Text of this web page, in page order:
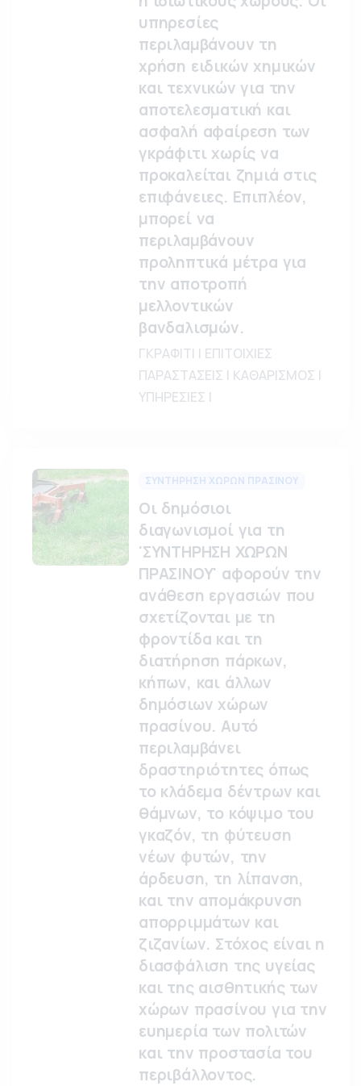
υπηρεσίες
περιλαμβάνουν τη
χρήση ειδικών χημικών
και τεχνικών για την
αποτελεσματική και
ασφαλή αφαίρεση των
γκράφιτι χωρίς να
προκαλείται ζημιά στις
επιφάνειες. Επιπλέον,
μπορεί να
περιλαμβάνουν
προληπτικά μέτρα για
την αποτροπή
μελλοντικών
βανδαλισμών.
ΓΚΡΑΦΙΤΙ | ΕΠΙΤΟΙΧΙΕΣ
ΠΑΡΑΣΤΑΣΕΙΣ | ΚΑΘΑΡΙΣΜΟΣ |
ΥΠΗΡΕΣΙΕΣ |
ΣΥΝΤΗΡΗΣΗ ΧΩΡΩΝ ΠΡΑΣΙΝΟΥ
Οι δημόσιοι
διαγωνισμοί για τη
'ΣΥΝΤΗΡΗΣΗ ΧΩΡΩΝ
ΠΡΑΣΙΝΟΥ' αφορούν την
ανάθεση εργασιών που
σχετίζονται με τη
φροντίδα και τη
διατήρηση πάρκων,
κήπων, και άλλων
δημόσιων χώρων
πρασίνου. Αυτό
περιλαμβάνει
δραστηριότητες όπως
το κλάδεμα δέντρων και
θάμνων, το κόψιμο του
γκαζόν, τη φύτευση
νέων φυτών, την
άρδευση, τη λίπανση,
και την απομάκρυνση
απορριμμάτων και
ζιζανίων. Στόχος είναι η
διασφάλιση της υγείας
και της αισθητικής των
χώρων πρασίνου για την
ευημερία των πολιτών
και την προστασία του
περιβάλλοντος.